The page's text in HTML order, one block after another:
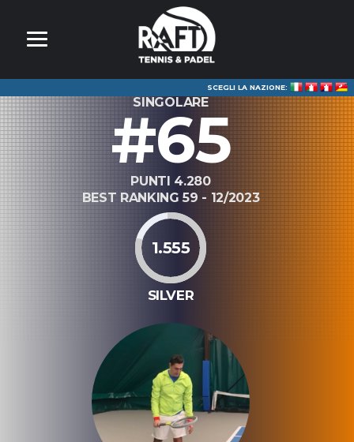
SCEGLI LA NAZIONE:
SINGOLARE
#65
PUNTI 4.280
BEST RANKING 59 - 12/2023
1.555
SILVER